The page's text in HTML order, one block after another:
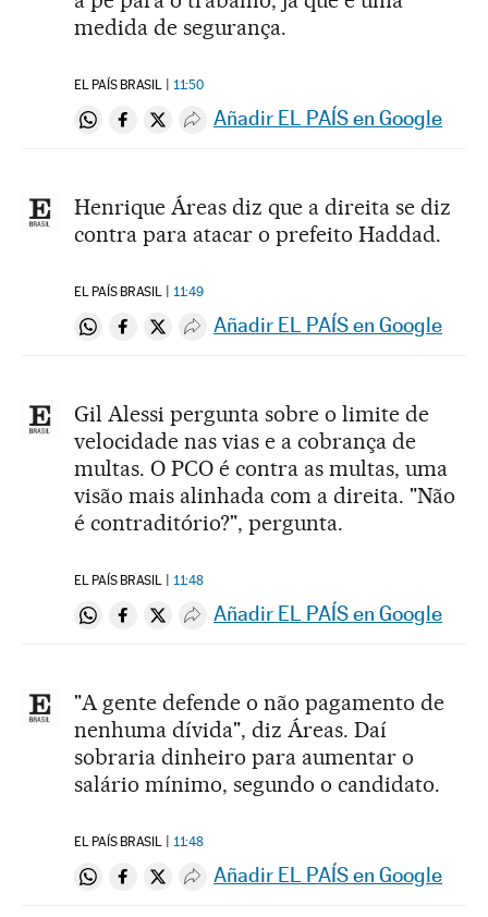
medida de segurança.
EL PAÍS BRASIL 11:50
Compartir en Whatsapp
Compartir en Facebook
Compartir en Twitter
Desplegar Redes Sociales
Añadir EL PAÍS en Google
Henrique Áreas diz que a direita se diz
contra para atacar o prefeito Haddad.
EL PAÍS BRASIL 11:49
Compartir en Whatsapp
Compartir en Facebook
Compartir en Twitter
Desplegar Redes Sociales
Añadir EL PAÍS en Google
Gil Alessi pergunta sobre o limite de
velocidade nas vias e a cobrança de
multas. O PCO é contra as multas, uma
visão mais alinhada com a direita. "Não
é contraditório?", pergunta.
EL PAÍS BRASIL 11:48
Compartir en Whatsapp
Compartir en Facebook
Compartir en Twitter
Desplegar Redes Sociales
Añadir EL PAÍS en Google
"A gente defende o não pagamento de
nenhuma dívida", diz Áreas. Daí
sobraria dinheiro para aumentar o
salário mínimo, segundo o candidato.
EL PAÍS BRASIL 11:48
Compartir en Whatsapp
Compartir en Facebook
Compartir en Twitter
Desplegar Redes Sociales
Añadir EL PAÍS en Google